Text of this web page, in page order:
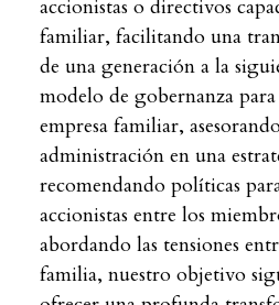
accionistas o directivos
familiar, facilitando una
de una generación a la
modelo de gobernanza
empresa familiar,
administración en una
recomendando políticas
accionistas entre los
abordando las tensiones
familia, nuestro objetivo